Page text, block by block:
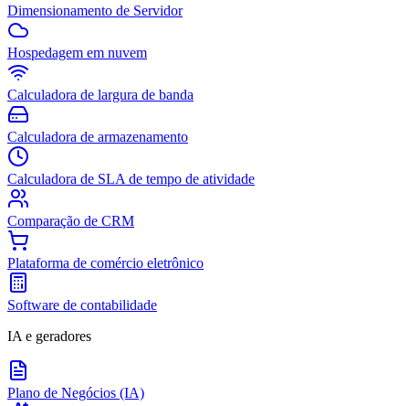
Dimensionamento de Servidor
Hospedagem em nuvem
Calculadora de largura de banda
Calculadora de armazenamento
Calculadora de SLA de tempo de atividade
Comparação de CRM
Plataforma de comércio eletrônico
Software de contabilidade
IA e geradores
Plano de Negócios (IA)